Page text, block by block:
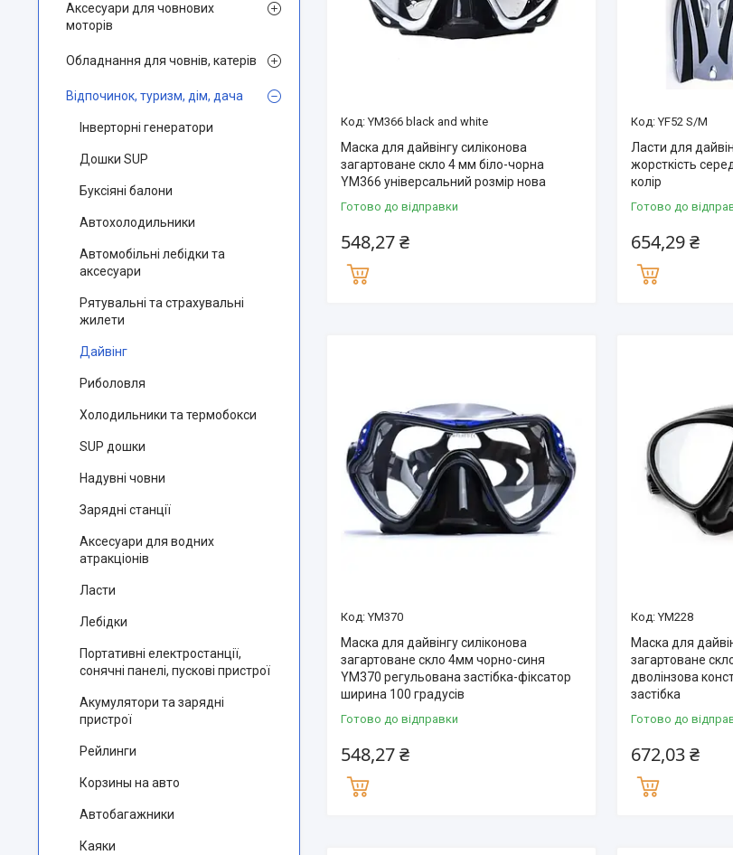
YM366 black and white
Маска для дайвінгу силіконова
загартоване скло 4 мм біло-чорна
YM366 універсальний розмір нова
Готово до відправки
548,27 ₴
YF52 S/M
Ласти для
жорсткість
колір
Готово до
654,29 ₴
YM370
Маска для дайвінгу силіконова
загартоване скло 4мм чорнo-синя
YM370 регульована застібка-фіксатор
ширина 100 градусів
Готово до відправки
548,27 ₴
YM228
Маска для
загартоване
дволінзова
застібка
Готово до
672,03 ₴
Аксесуари для човнових
моторів
Обладнання для човнів, катерів
Відпочинок, туризм, дім, дача
Інверторні генератори
Дошки SUP
Буксіяні балони
Автохолодильники
Автомобільні лебідки та
аксесуари
Рятувальні та страхувальні
жилети
Дайвінг
Риболовля
Холодильники та термобокси
SUP дошки
Надувні човни
Зарядні станції
Аксесуари для водних
атракціонів
Ласти
Лебідки
Портативні електростанції,
сонячні панелі, пускові пристрої
Акумулятори та зарядні
пристрої
Рейлинги
Корзины на авто
Автобагажники
Каяки